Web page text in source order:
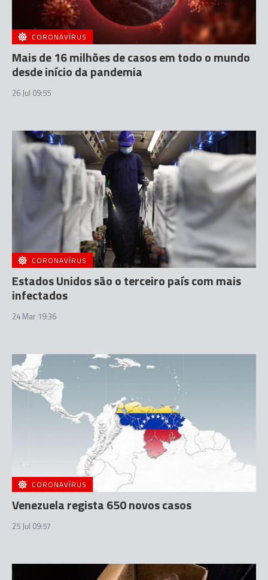
CORONAVÍRUS
Mais de 16 milhões de casos em todo o mundo
desde início da pandemia
26 Jul 09:55
CORONAVÍRUS
Estados Unidos são o terceiro país com mais
infectados
24 Mar 19:36
CORONAVÍRUS
Venezuela regista 650 novos casos
25 Jul 09:57